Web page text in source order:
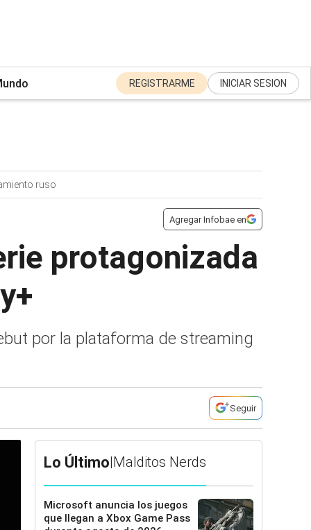
REGISTRARME INICIAR SESION
ruso
Agregar Infobae en
protagonizada
por la plataforma de streaming
Seguir
Lo Último|Malditos Nerds
Microsoft anuncia los juegos
que llegan a Xbox Game Pass